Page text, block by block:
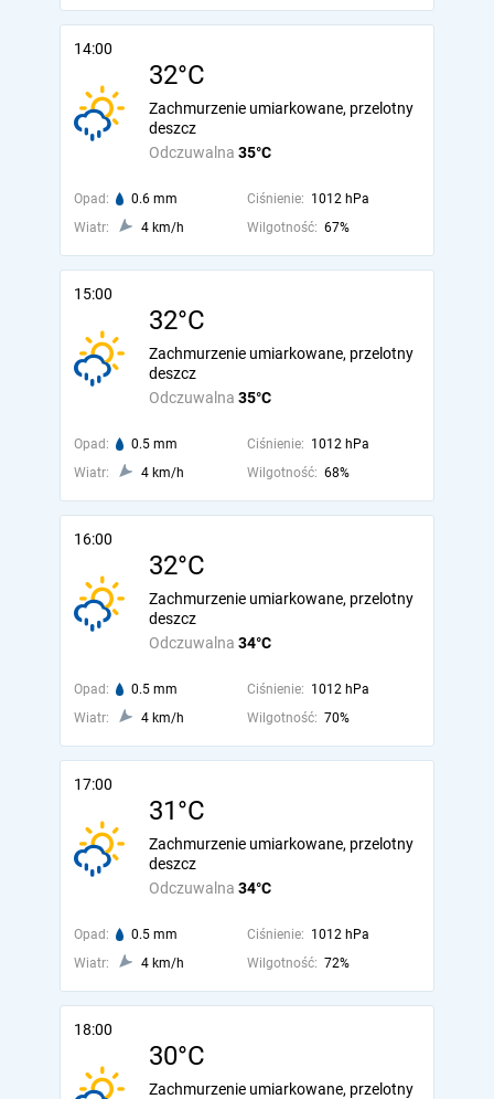
14:00
32°C
Odczuwalna 35°C
Zachmurzenie umiarkowane, przelotny
deszcz
Opad: 0.6 mm Ciśnienie: 1012 hPa
Wiatr:
4 km/h Wilgotność: 67%
15:00
32°C
Odczuwalna 35°C
Zachmurzenie umiarkowane, przelotny
deszcz
Opad: 0.5 mm Ciśnienie: 1012 hPa
Wiatr:
4 km/h Wilgotność: 68%
16:00
32°C
Odczuwalna 34°C
Zachmurzenie umiarkowane, przelotny
deszcz
Opad: 0.5 mm Ciśnienie: 1012 hPa
Wiatr:
4 km/h Wilgotność: 70%
17:00
31°C
Odczuwalna 34°C
Zachmurzenie umiarkowane, przelotny
deszcz
Opad: 0.5 mm Ciśnienie: 1012 hPa
Wiatr:
4 km/h Wilgotność: 72%
18:00
30°C
Zachmurzenie umiarkowane, przelotny